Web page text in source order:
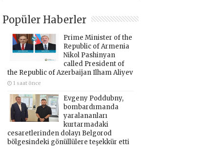
Popüler Haberler
Prime Minister of the
Republic of Armenia
Nikol Pashinyan
called President of
the Republic of Azerbaijan Ilham Aliyev
1 saat önce
Evgeny Poddubny,
bombardımanda
yaralananları
kurtarmadaki
cesaretlerinden dolayı Belgorod
bölgesindeki gönüllülere teşekkür etti